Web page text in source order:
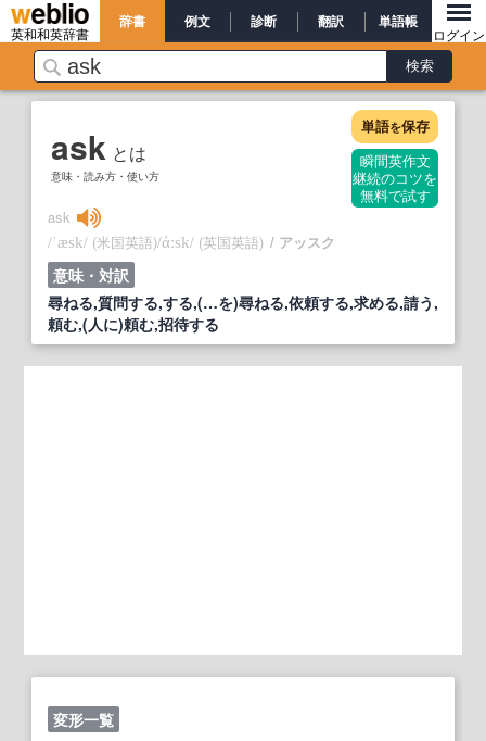
英和和英辞書
辞書 例文 診断 翻訳 単語帳
ログイン
ask とは
意味・読み方・使い方
単語を保存
瞬間英作文
継続のコツを
無料で試す
ask
/ˈæsk/ (米国英語)/άːsk/ (英国英語) アッスク
意味・対訳
尋ねる,質問する,する,(…を)尋ねる,依頼する,求める,請う,
頼む,(人に)頼む,招待する
変形一覧